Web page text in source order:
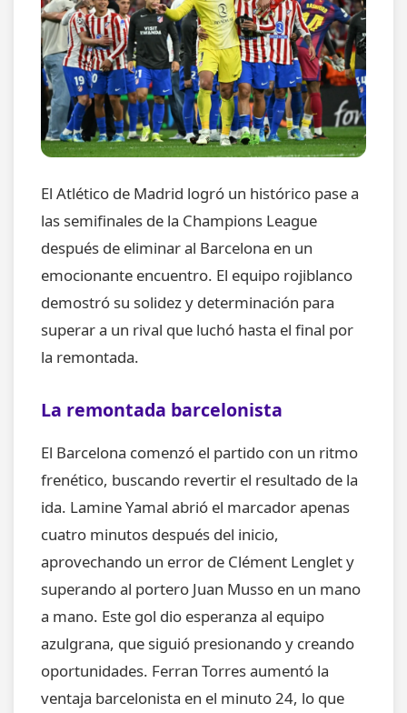
El Atlético de Madrid logró un histórico pase a
las semifinales de la Champions League
después de eliminar al Barcelona en un
emocionante encuentro. El equipo rojiblanco
demostró su solidez y determinación para
superar a un rival que luchó hasta el final por
la remontada.
La remontada barcelonista
El Barcelona comenzó el partido con un ritmo
frenético, buscando revertir el resultado de la
ida. Lamine Yamal abrió el marcador apenas
cuatro minutos después del inicio,
aprovechando un error de Clément Lenglet y
superando al portero Juan Musso en un mano
a mano. Este gol dio esperanza al equipo
azulgrana, que siguió presionando y creando
oportunidades. Ferran Torres aumentó la
ventaja barcelonista en el minuto 24, lo que